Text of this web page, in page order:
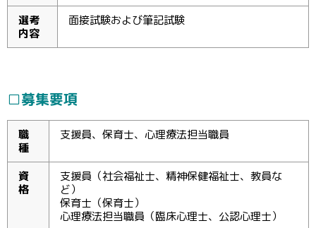
選考
内容
面接試験および筆記試験
□募集要項
職
種
支援員、保育士、心理療法担当職員
資
格
支援員（社会福祉士、精神保健福祉士、教員な
ど）
保育士（保育士）
心理療法担当職員（臨床心理士、公認心理士）